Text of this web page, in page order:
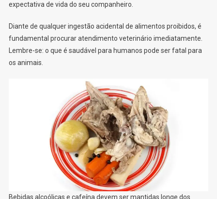
expectativa de vida do seu companheiro.
Diante de qualquer ingestão acidental de alimentos proibidos, é
fundamental procurar atendimento veterinário imediatamente.
Lembre-se: o que é saudável para humanos pode ser fatal para
os animais.
Bebidas alcoólicas e cafeína devem ser mantidas longe dos